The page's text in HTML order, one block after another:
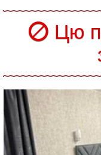
Цю